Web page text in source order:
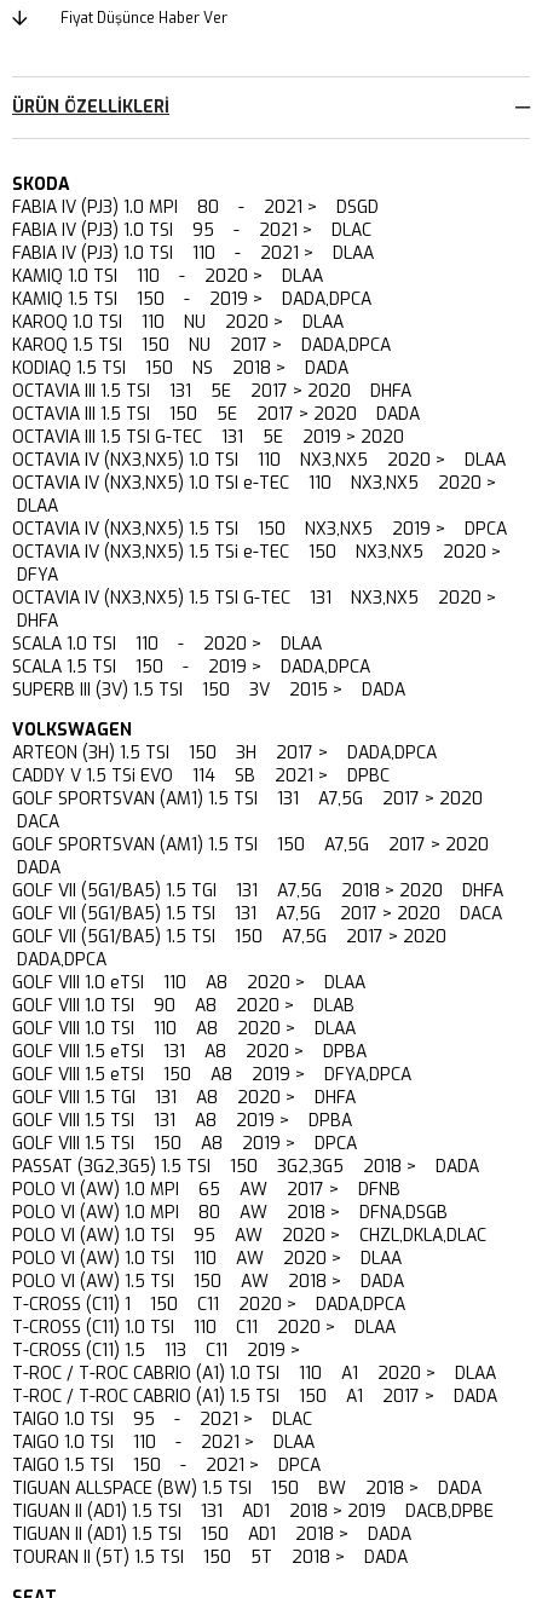
Fiyat Düşünce Haber Ver
ÜRÜN ÖZELLIKLERI
SKODA
FABIA IV (PJ3) 1.0 MPI 80 - 2021 > DSGD
FABIA IV (PJ3) 1.0 TSI 95 - 2021 > DLAC
FABIA IV (PJ3) 1.0 TSI 110 - 2021 > DLAA
KAMIQ 1.0 TSI 110 - 2020 > DLAA
KAMIQ 1.5 TSI 150 - 2019 > DADA,DPCA
KAROQ 1.0 TSI 110 NU 2020 > DLAA
KAROQ 1.5 TSI 150 NU 2017 > DADA,DPCA
KODIAQ 1.5 TSI 150 NS 2018 > DADA
OCTAVIA III 1.5 TSI 131 5E 2017 > 2020 DHFA
OCTAVIA III 1.5 TSI 150 5E 2017 > 2020 DADA
OCTAVIA III 1.5 TSI G-TEC 131 5E 2019 > 2020
OCTAVIA IV (NX3,NX5) 1.0 TSI 110 NX3,NX5 2020 > DLAA
OCTAVIA IV (NX3,NX5) 1.0 TSI e-TEC 110 NX3,NX5 2020 >
DLAA
OCTAVIA IV (NX3,NX5) 1.5 TSI 150 NX3,NX5 2019 > DPCA
OCTAVIA IV (NX3,NX5) 1.5 TSi e-TEC 150 NX3,NX5 2020 >
DFYA
OCTAVIA IV (NX3,NX5) 1.5 TSI G-TEC 131 NX3,NX5 2020 >
DHFA
SCALA 1.0 TSI 110 - 2020 > DLAA
SCALA 1.5 TSI 150 - 2019 > DADA,DPCA
SUPERB III (3V) 1.5 TSI 150 3V 2015 > DADA
VOLKSWAGEN
ARTEON (3H) 1.5 TSI 150 3H 2017 > DADA,DPCA
CADDY V 1.5 TSi EVO 114 SB 2021 > DPBC
GOLF SPORTSVAN (AM1) 1.5 TSI 131 A7,5G 2017 > 2020
DACA
GOLF SPORTSVAN (AM1) 1.5 TSI 150 A7,5G 2017 > 2020
DADA
GOLF VII (5G1/BA5) 1.5 TGI 131 A7,5G 2018 > 2020 DHFA
GOLF VII (5G1/BA5) 1.5 TSI 131 A7,5G 2017 > 2020 DACA
GOLF VII (5G1/BA5) 1.5 TSI 150 A7,5G 2017 > 2020
DADA,DPCA
GOLF VIII 1.0 eTSI 110 A8 2020 > DLAA
GOLF VIII 1.0 TSI 90 A8 2020 > DLAB
GOLF VIII 1.0 TSI 110 A8 2020 > DLAA
GOLF VIII 1.5 eTSI 131 A8 2020 > DPBA
GOLF VIII 1.5 eTSI 150 A8 2019 > DFYA,DPCA
GOLF VIII 1.5 TGI 131 A8 2020 > DHFA
GOLF VIII 1.5 TSI 131 A8 2019 > DPBA
GOLF VIII 1.5 TSI 150 A8 2019 > DPCA
PASSAT (3G2,3G5) 1.5 TSI 150 3G2,3G5 2018 > DADA
POLO VI (AW) 1.0 MPI 65 AW 2017 > DFNB
POLO VI (AW) 1.0 MPI 80 AW 2018 > DFNA,DSGB
POLO VI (AW) 1.0 TSI 95 AW 2020 > CHZL,DKLA,DLAC
POLO VI (AW) 1.0 TSI 110 AW 2020 > DLAA
POLO VI (AW) 1.5 TSI 150 AW 2018 > DADA
T-CROSS (C11) 1 150 C11 2020 > DADA,DPCA
T-CROSS (C11) 1.0 TSI 110 C11 2020 > DLAA
T-CROSS (C11) 1.5 113 C11 2019 >
T-ROC / T-ROC CABRIO (A1) 1.0 TSI 110 A1 2020 > DLAA
T-ROC / T-ROC CABRIO (A1) 1.5 TSI 150 A1 2017 > DADA
TAIGO 1.0 TSI 95 - 2021 > DLAC
TAIGO 1.0 TSI 110 - 2021 > DLAA
TAIGO 1.5 TSI 150 - 2021 > DPCA
TIGUAN ALLSPACE (BW) 1.5 TSI 150 BW 2018 > DADA
TIGUAN II (AD1) 1.5 TSI 131 AD1 2018 > 2019 DACB,DPBE
TIGUAN II (AD1) 1.5 TSI 150 AD1 2018 > DADA
TOURAN II (5T) 1.5 TSI 150 5T 2018 > DADA